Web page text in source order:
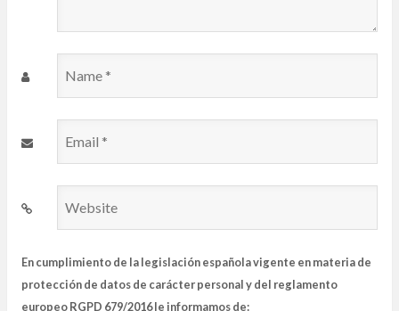
Name
Email
Website
En cumplimiento de la legislación española vigente en materia de
protección de datos de carácter personal y del reglamento
europeo RGPD 679/2016 le informamos de: